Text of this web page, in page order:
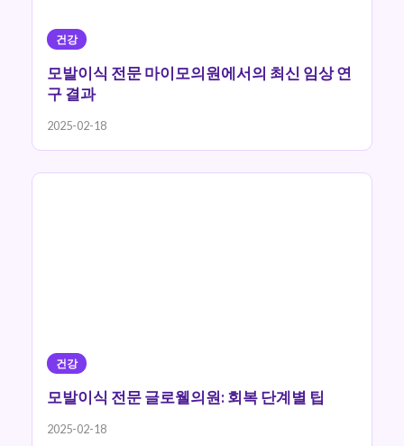
건강
모발이식 전문 마이모의원에서의 최신 임상 연
구 결과
2025-02-18
건강
모발이식 전문 글로웰의원: 회복 단계별 팁
2025-02-18